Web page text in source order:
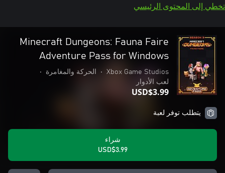
تخطي إلى المحتوى الرئيسي
Minecraft Dungeons: Fauna Faire
Adventure Pass for Windows
Xbox Game Studios
• الحركة والمغامرة
•
لعب الأدوار
USD$3.99
يتطلب توفر لعبة
شراء
USD$3.99